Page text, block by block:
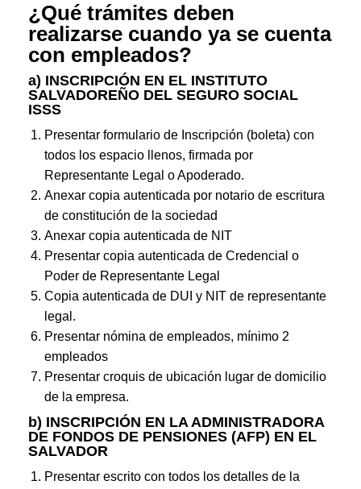
¿Qué trámites deben
realizarse cuando ya se cuenta
con empleados?
a) INSCRIPCIÓN EN EL INSTITUTO
SALVADOREÑO DEL SEGURO SOCIAL
ISSS
Presentar formulario de Inscripción (boleta) con
todos los espacio llenos, firmada por
Representante Legal o Apoderado.
Anexar copia autenticada por notario de escritura
de constitución de la sociedad
Anexar copia autenticada de NIT
Presentar copia autenticada de Credencial o
Poder de Representante Legal
Copia autenticada de DUI y NIT de representante
legal.
Presentar nómina de empleados, mínimo 2
empleados
Presentar croquis de ubicación lugar de domicilio
de la empresa.
b) INSCRIPCIÓN EN LA ADMINISTRADORA
DE FONDOS DE PENSIONES (AFP) EN EL
SALVADOR
Presentar escrito con todos los detalles de la